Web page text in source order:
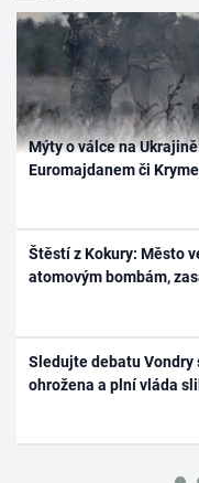
Mýty o válce na
Euromajdanem či
Štěstí z Kokury: Město
atomovým bombám,
Sledujte debatu Vondry
ohrožena a plní vláda